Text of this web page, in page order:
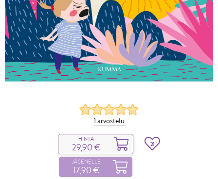
1 arvostelu
HINTA
29,90 €
JÄSENELLE
17,90 €
21